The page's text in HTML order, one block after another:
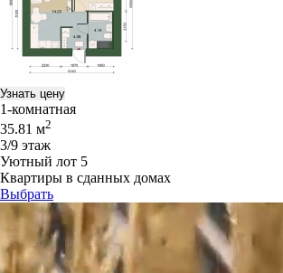
Узнать цену
1-комнатная
35.81 м2
3/9 этаж
Уютный лот 5
Квартиры в сданных домах
Выбрать